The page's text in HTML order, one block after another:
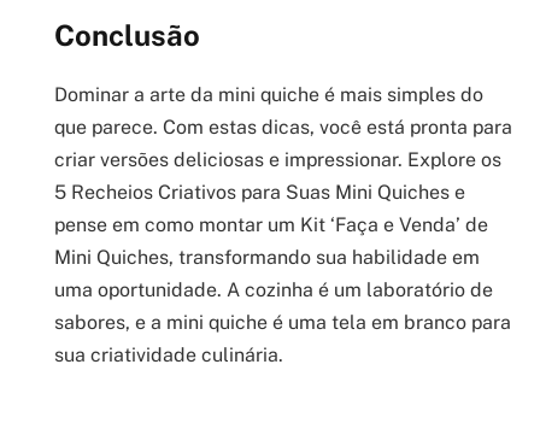
Conclusão
Dominar a arte da mini quiche é mais simples do
que parece. Com estas dicas, você está pronta para
criar versões deliciosas e impressionar. Explore os
5 Recheios Criativos para Suas Mini Quiches e
pense em como montar um Kit ‘Faça e Venda’ de
Mini Quiches, transformando sua habilidade em
uma oportunidade. A cozinha é um laboratório de
sabores, e a mini quiche é uma tela em branco para
sua criatividade culinária.